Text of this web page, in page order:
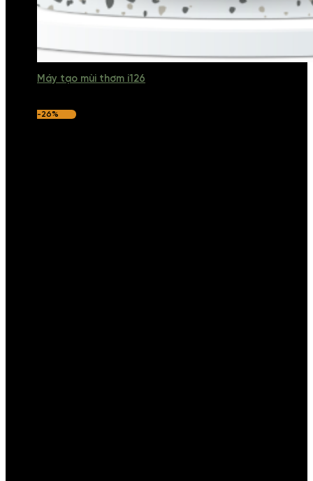
Máy tạo mùi thơm i126
-26%